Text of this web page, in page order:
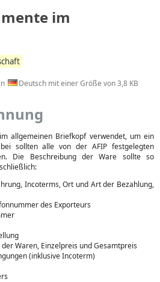
im
in Deutsch mit einer Größe von 3,8 KB
allgemeinen Briefkopf verwendet, um ein
sollten alle von der AFIP festgelegten
Die Beschreibung der Ware sollte so
Incoterms, Ort und Art der Bezahlung,
des Exporteurs
Waren, Einzelpreis und Gesamtpreis
(inklusive Incoterm)